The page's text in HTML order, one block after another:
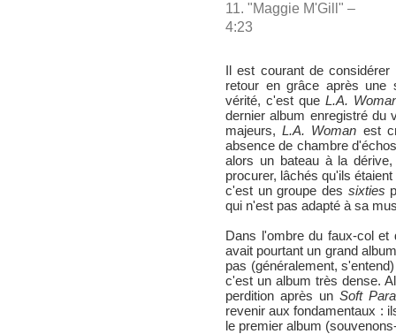
11. "Maggie M'Gill" –
4:23
Il est courant de considérer
retour en grâce après
vérité, c'est queL.A.
dernier album enregistré du
majeurs,L.A. Woman est
absence de chambre
alors un bateau à la
procurer, lâchés qu'ils
c'est un groupe des sixties
qui n'est pas adapté à sa
Dans l'ombre du faux-col
avait pourtant un grand
pas (généralement,
c'est un album très dense.
perdition après unSoft
revenir aux fondamentaux :
le premier album